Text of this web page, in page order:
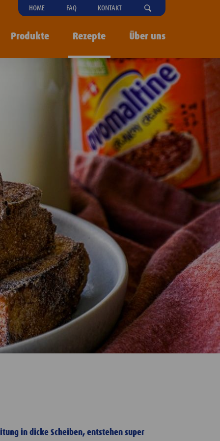
HOME FAQ KONTAKT
"OPEN
SEARCH-
MENU
Produkte Rezepte Über uns
in dicke Scheiben, entstehen super